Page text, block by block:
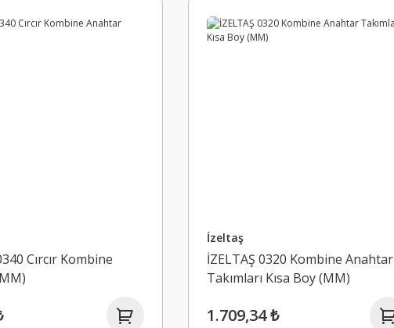
Cırcır Kombine
İzeltaş
İZELTAŞ 0320 Kombine Anahtar
Takımları Kısa Boy (MM)
1.709,34 ₺